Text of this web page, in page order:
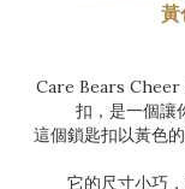
黃
Care Bears Cheer
扣，是一個讓
這個鎖匙扣以黃色
它的尺寸小巧